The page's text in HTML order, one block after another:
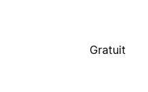
Gratuit